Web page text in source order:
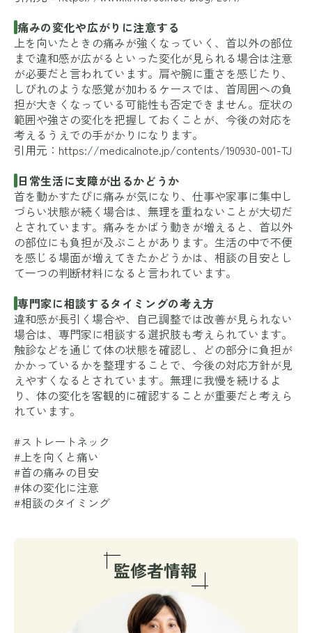
痛みの変化や広がりに注意する
上を向いたときの痛みが強くなっていく、首以外の部位
まで違和感が広がるといった変化が見られる場合は注意
が必要だと言われています。肩や腕に重さを感じたり、
しびれのような感覚が加わるケースでは、首周囲への負
担が大きくなっている可能性も否定できません。症状の
範囲や強さの変化を把握しておくことが、今後の対応を
考えるうえでの手がかりになります。
引用元： https://medicalnote.jp/contents/190930-001-TJ
日常生活に支障が出るかどうか
首を動かすたびに痛みが気になり、仕事や家事に集中し
づらい状態が続く場合は、無理を重ねないことが大切だ
とされています。痛みをかばう動きが増えると、首以外
の部位にも負担が及ぶことがあります。生活の中で不便
を感じる場面が増えてきたかどうかは、相談の目安とし
て一つの判断材料になると言われています。
専門家に相談するタイミングの考え方
違和感が長引く場合や、自己調整では改善が見られない
場合は、専門家に相談する選択肢も考えられています。
触診などを通じて体の状態を確認し、どの部分に負担が
かかっているかを整理することで、今後の対応方針が見
えやすくなるとされています。無理に我慢を続けるよ
り、体の変化を客観的に確認することが重要だと考えら
れています。
#ストレートネック
#上を向くと痛い
#首の痛みの目安
#体の変化に注意
#相談のタイミング